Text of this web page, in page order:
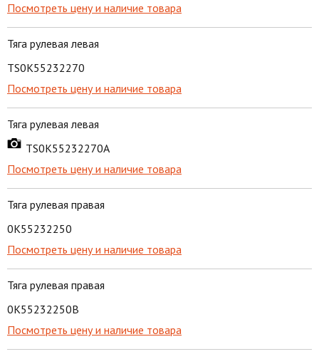
Посмотреть цену и наличие товара
Тяга рулевая левая
TS0K55232270
Посмотреть цену и наличие товара
Тяга рулевая левая
TS0K55232270A
Посмотреть цену и наличие товара
Тяга рулевая правая
0K55232250
Посмотреть цену и наличие товара
Тяга рулевая правая
0K55232250B
Посмотреть цену и наличие товара